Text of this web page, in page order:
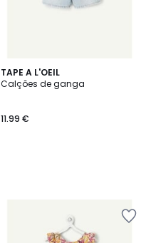
TAPE A L'OEIL
Calções de ganga
11.99 €